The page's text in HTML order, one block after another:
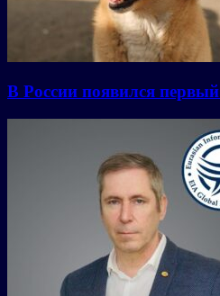
В России появился